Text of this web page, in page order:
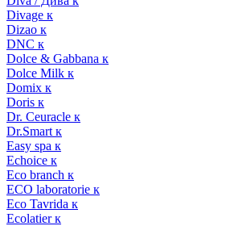
Divage к
Dizao к
DNC к
Dolce & Gabbana к
Dolce Milk к
Domix к
Doris к
Dr. Ceuracle к
Dr.Smart к
Easy spa к
Echoice к
Eco branch к
ECO laboratorie к
Eco Tavrida к
Ecolatier к